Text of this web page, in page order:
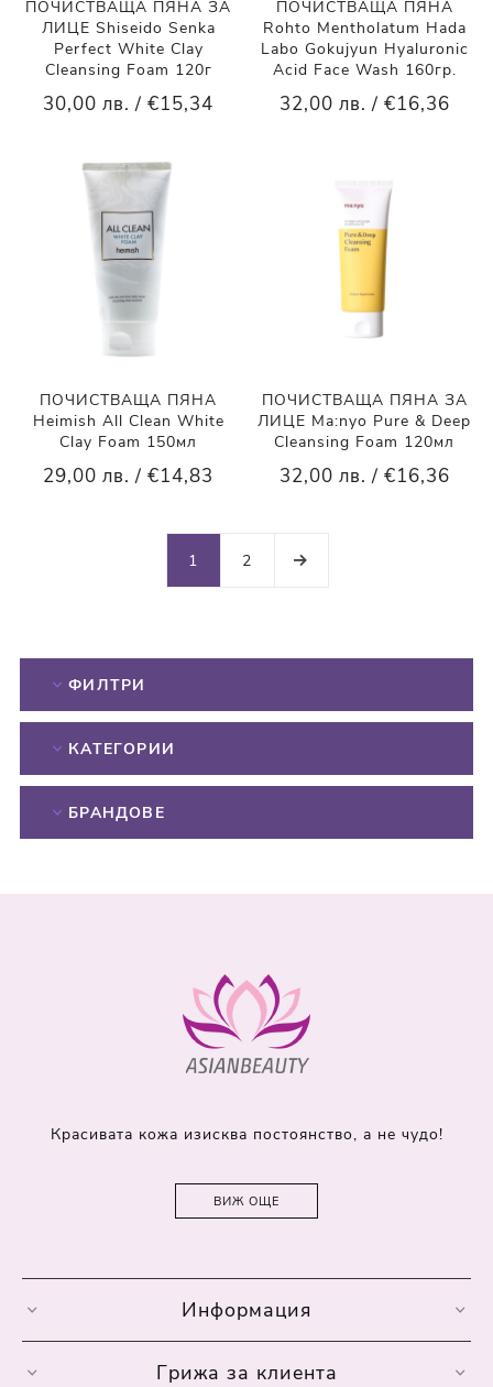
ПОЧИСТВАЩА ПЯНА ЗА
ЛИЦЕ Shiseido Senka
Perfect White Clay
Cleansing Foam 120г
30,00 лв. / €15,34
ПОЧИСТВАЩА ПЯНА
Rohto Mentholatum Hada
Labo Gokujyun Hyaluronic
Acid Face Wash 160гр.
32,00 лв. / €16,36
ПОЧИСТВАЩА ПЯНА
Heimish All Clean White
Clay Foam 150мл
29,00 лв. / €14,83
ПОЧИСТВАЩА ПЯНА ЗА
ЛИЦЕ Ma:nyo Pure & Deep
Cleansing Foam 120мл
32,00 лв. / €16,36
1 2
ФИЛТРИ
КАТЕГОРИИ
БРАНДОВЕ
Красивата кожа изисква постоянство, а не чудо!
ВИЖ ОЩЕ
Информация
Грижа за клиента